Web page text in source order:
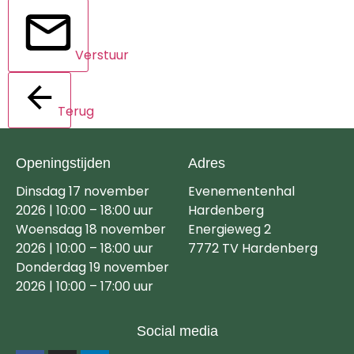
Verstuur
Terug
Openingstijden
Dinsdag 17 november
2026 | 10:00 – 18:00 uur
Woensdag 18 november
2026 | 10:00 – 18:00 uur
Donderdag 19 november
2026 | 10:00 – 17:00 uur
Adres
Evenementenhal
Hardenberg
Energieweg 2
7772 TV Hardenberg
Social media